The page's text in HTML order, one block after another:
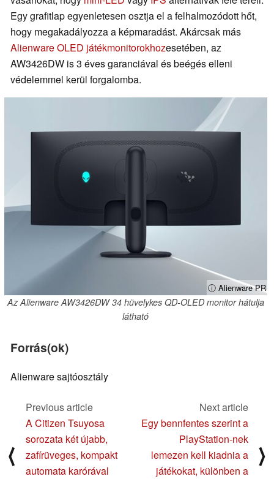
Egy grafitlap egyenletesen osztja el a felhalmozódott hőt,
hogy megakadályozza a képmaradást. Akárcsak más
Alienware OLED játékmonitorokhozesetében, az
AW3426DW is 3 éves garanciával és beégés elleni
védelemmel kerül forgalomba.
ⓘ Alienware PR
Az Alienware AW3426DW 34 hüvelykes QD-OLED monitor hátulja
látható
Forrás(ok)
Alienware sajtóosztály
⟨
Previous article
A Citizen Tsuyosa
sorozata két újabb,
zafírüveges, kompakt
automata karórával
Next article
Egy bennfentes szerint a
PlayStation-nek
lemezen kell kiadnia a
játékokat, különben a
⟩